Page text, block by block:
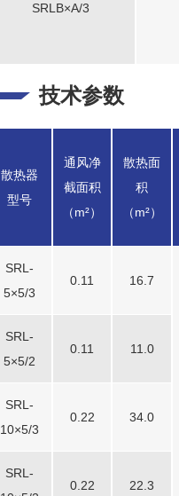
SRLB×A/3
技术参数
散热器
型号
通风净
截面积
（m²）
散热面
积
（m²）
SRL-
5×5/3
0.11 16.7
SRL-
5×5/2
0.11 11.0
SRL-
10×5/3
0.22 34.0
SRL-
0.22 22.3